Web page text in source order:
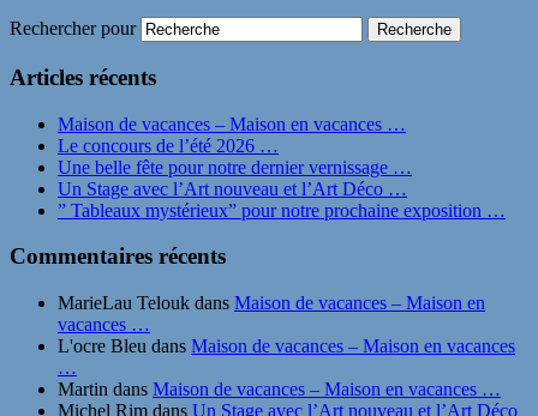
Rechercher pour
Articles récents
Maison de vacances – Maison en vacances …
Le concours de l’été 2026 …
Une belle fête pour notre dernier vernissage …
Un Stage avec l’Art nouveau et l’Art Déco …
” Tableaux mystérieux” pour notre prochaine exposition …
Commentaires récents
MarieLau Telouk dans Maison de vacances – Maison en
vacances …
L'ocre Bleu dans Maison de vacances – Maison en vacances
…
Martin dans Maison de vacances – Maison en vacances …
Michel Rim dans Un Stage avec l’Art nouveau et l’Art Déco